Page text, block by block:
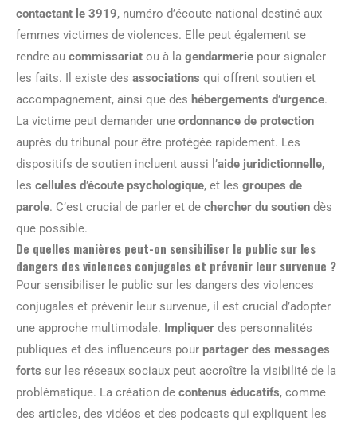
contactant le 3919, numéro d’écoute national destiné aux
femmes victimes de violences. Elle peut également se
rendre au commissariat ou à la gendarmerie pour signaler
les faits. Il existe des associations qui offrent soutien et
accompagnement, ainsi que des hébergements d’urgence.
La victime peut demander une ordonnance de protection
auprès du tribunal pour être protégée rapidement. Les
dispositifs de soutien incluent aussi l’aide juridictionnelle,
les cellules d’écoute psychologique, et les groupes de
parole. C’est crucial de parler et de chercher du soutien dès
que possible.
De quelles manières peut-on sensibiliser le public sur les
dangers des violences conjugales et prévenir leur survenue ?
Pour sensibiliser le public sur les dangers des violences
conjugales et prévenir leur survenue, il est crucial d’adopter
une approche multimodale. Impliquer des personnalités
publiques et des influenceurs pour partager des messages
forts sur les réseaux sociaux peut accroître la visibilité de la
problématique. La création de contenus éducatifs, comme
des articles, des vidéos et des podcasts qui expliquent les